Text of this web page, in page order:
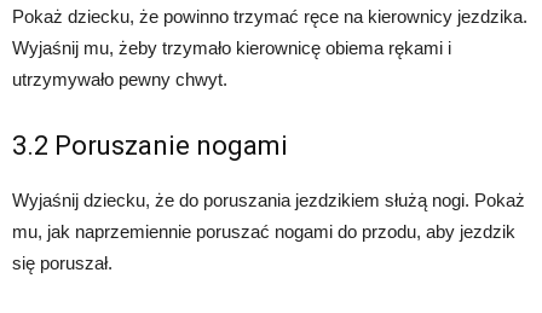
Pokaż dziecku, że powinno trzymać ręce na kierownicy jezdzika.
Wyjaśnij mu, żeby trzymało kierownicę obiema rękami i
utrzymywało pewny chwyt.
3.2 Poruszanie nogami
Wyjaśnij dziecku, że do poruszania jezdzikiem służą nogi. Pokaż
mu, jak naprzemiennie poruszać nogami do przodu, aby jezdzik
się poruszał.